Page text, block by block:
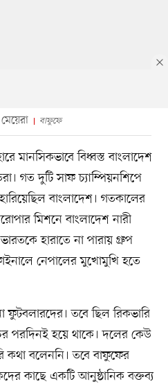
বাফুফে
মানসিকভাবে বিধ্বস্ত বাংলাদেশ
গত দুটি সাফ চ্যাম্পিয়নশিপে
বাংলাদেশ। গতকালের
মিশনে বাংলাদেশ নারী
হারাতে না পারায় গ্রুপ
নেপালের মুখোমুখি হতে
তবে ছিল রিকভারি
পরদিনই হয়ে থাকে। দলের কেউ
কথা বলেননি। তবে বাফুফের
কাছে একটি আনুষ্ঠানিক বক্তব্য